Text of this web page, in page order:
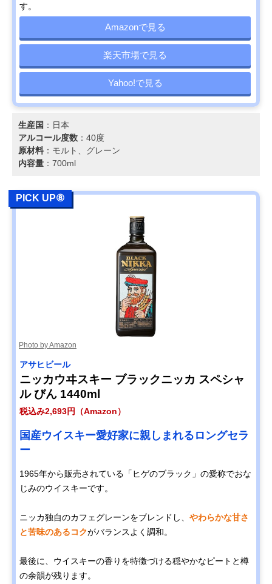
す。
Amazonで見る
楽天市場で見る
Yahoo!で見る
生産国 ：日本
アルコール度数 ：40度
原材料 ：モルト、グレーン
内容量 ：700ml
PICK UP⑧
Photo by Amazon
アサヒビール
ニッカウヰスキー ブラックニッカ スペシャ
ル びん 1440ml
税込み2,693円（Amazon）
国産ウイスキー愛好家に親しまれるロングセラ
ー
1965年から販売されている「ヒゲのブラック」の愛称でおな
じみのウイスキーです。
ニッカ独自のカフェグレーンをブレンドし、 やわらかな甘さ
と苦味のあるコクがバランスよく調和。
最後に、ウイスキーの香りを特徴づける穏やかなピートと樽
の余韻が残ります。